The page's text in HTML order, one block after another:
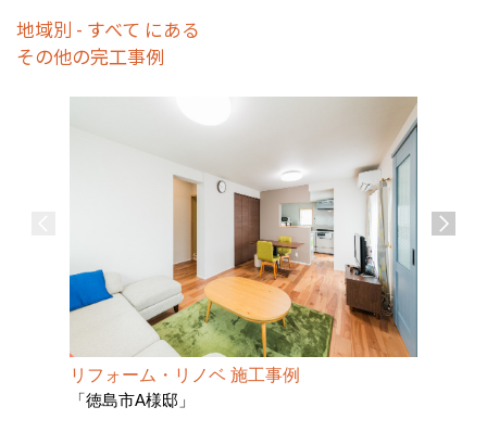
地域別 - すべて にある
その他の完工事例
リフォーム・リノベ 施工事例
「徳島市A様邸」